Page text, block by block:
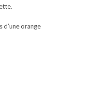
d’une orange